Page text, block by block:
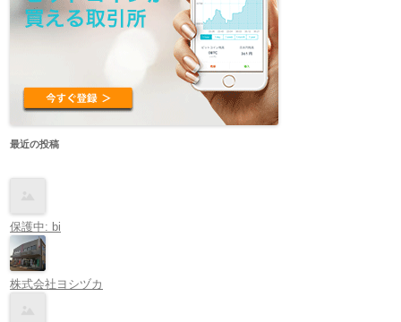
最近の投稿
保護中: bi
株式会社ヨシヅカ